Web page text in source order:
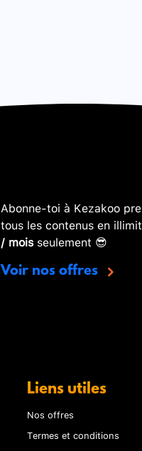
Abonne-toi à Kezakoo
tous les contenus en
/ moisseulement 😎
Voir nos offres
Liens utiles
Nos offres
Termes et conditions